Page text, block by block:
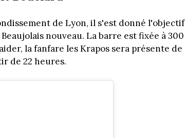
de Lyon, il s'est donné l'objectif
nouveau. La barre est fixée à 300
la fanfare les Krapos sera présente de
de 22 heures.